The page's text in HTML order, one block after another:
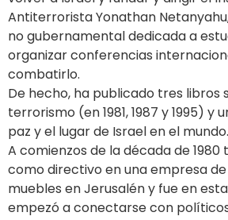
Antiterrorista Yonathan
no gubernamental dedicada a
organizar conferencias
combatirlo.
De hecho, ha publicado tres libros
terrorismo (en 1981, 1987 y 1995) y
paz y el lugar de Israel en el mundo.
A comienzos de la década de
como directivo en una empresa
muebles en Jerusalén y fue en
empezó a conectarse con